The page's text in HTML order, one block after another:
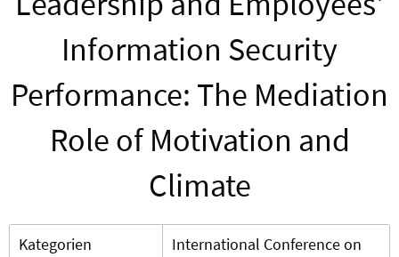
Information Security
Performance: The Mediation
Role of Motivation and
Climate
Kategorien
International Conference on